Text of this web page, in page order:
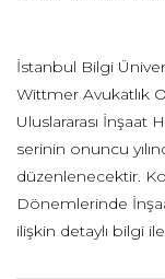
İstanbul Bilgi
Wittmer Avukatlık
Uluslararası İnşaat
serinin onuncu
düzenlenecektir.
Dönemlerinde
ilişkin detaylı bilgi